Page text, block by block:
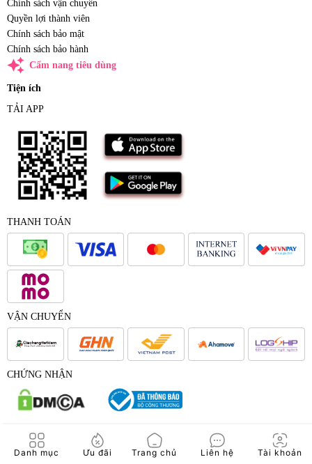
Danh mục Ưu đãi Trang chủ Liên hệ Tài khoản
Chính sách vận chuyển
Quyền lợi thành viên
Chính sách bảo mật
Chính sách bảo hành
auto_awesome Cẩm nang tiêu dùng
Tiện ích
TẢI APP
THANH TOÁN
VẬN CHUYỂN
CHỨNG NHẬN
© 2017 - Bản quyền của Công Ty Cổ Phần Japana Việt Nam -
Japana.vn